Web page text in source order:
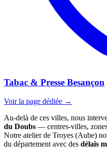
Tabac & Presse Besançon
Voir la page dédiée →
Au-delà de ces villes, nous
du Doubs — centres-villes,
Notre atelier de Troyes (Aube)
du département avec des délais